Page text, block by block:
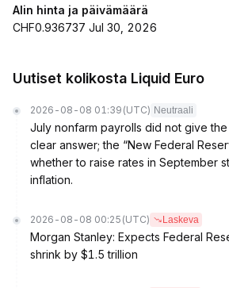
Alin hinta ja päivämäärä
CHF0.936737 Jul 30, 2026
Uutiset kolikosta Liquid Euro
2026-08-08 01:39 (UTC) Neutraali
July nonfarm payrolls did not give
clear answer; the “New Federal
whether to raise rates in September
inflation.
2026-08-08 00:25 (UTC) Laskeva
Morgan Stanley: Expects Federal
shrink by $1.5 trillion